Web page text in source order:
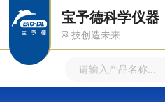
宝予德科学仪器
科技创造未来